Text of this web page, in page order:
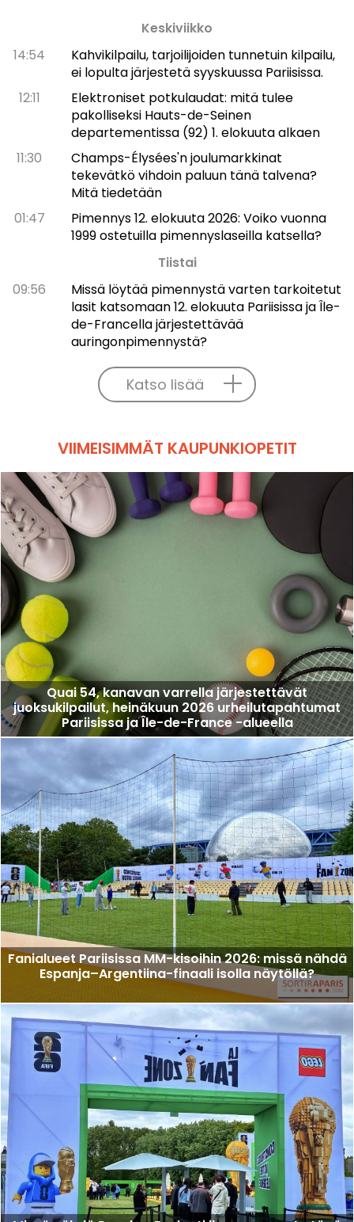
Keskiviikko
14:54
Kahvikilpailu, tarjoilijoiden tunnetuin kilpailu,
ei lopulta järjestetä syyskuussa Pariisissa.
12:11
Elektroniset potkulaudat: mitä tulee
pakolliseksi Hauts-de-Seinen
departementissa (92) 1. elokuuta alkaen
11:30
Champs-Élysées'n joulumarkkinat
tekevätkö vihdoin paluun tänä talvena?
Mitä tiedetään
01:47
Pimennys 12. elokuuta 2026: Voiko vuonna
1999 ostetuilla pimennyslaseilla katsella?
Tiistai
09:56
Missä löytää pimennystä varten tarkoitetut
lasit katsomaan 12. elokuuta Pariisissa ja Île-
de-Francella järjestettävää
auringonpimennystä?
Katso lisää
VIIMEISIMMÄT KAUPUNKIOPETIT
Quai 54, kanavan varrella järjestettävät
juoksukilpailut, heinäkuun 2026 urheilutapahtumat
Pariisissa ja Île-de-France -alueella
Fanialueet Pariisissa MM-kisoihin 2026: missä nähdä
Espanja–Argentiina-finaali isolla näytöllä?